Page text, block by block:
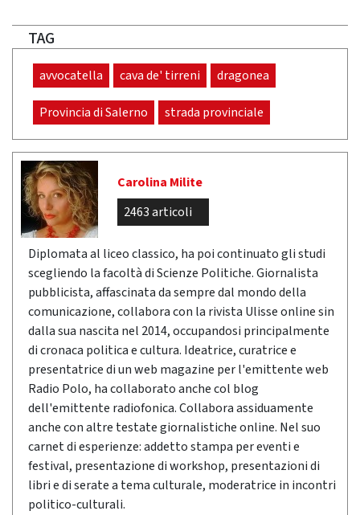
TAG
avvocatella cava de' tirreni dragonea
Provincia di Salerno strada provinciale
Carolina Milite
2463 articoli
Diplomata al liceo classico, ha poi continuato gli studi
scegliendo la facoltà di Scienze Politiche. Giornalista
pubblicista, affascinata da sempre dal mondo della
comunicazione, collabora con la rivista Ulisse online sin
dalla sua nascita nel 2014, occupandosi principalmente
di cronaca politica e cultura. Ideatrice, curatrice e
presentatrice di un web magazine per l'emittente web
Radio Polo, ha collaborato anche col blog
dell'emittente radiofonica. Collabora assiduamente
anche con altre testate giornalistiche online. Nel suo
carnet di esperienze: addetto stampa per eventi e
festival, presentazione di workshop, presentazioni di
libri e di serate a tema culturale, moderatrice in incontri
politico-culturali.